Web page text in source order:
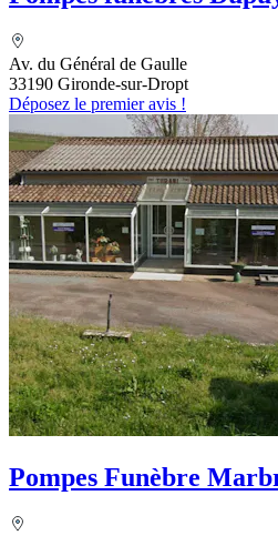
Av. du Général de Gaulle
33190 Gironde-sur-Dropt
Déposez le premier avis !
Pompes Funèbre